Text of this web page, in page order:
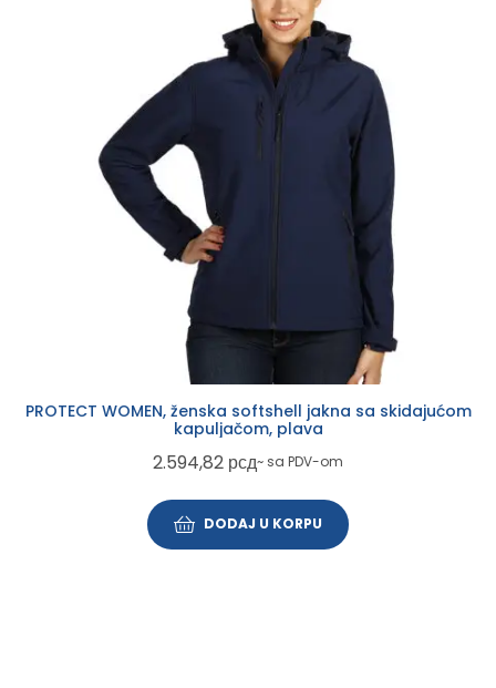
PROTECT WOMEN, ženska softshell jakna sa skidajućom
kapuljačom, plava
2.594,82 рсд~ sa PDV-om
DODAJ U KORPU